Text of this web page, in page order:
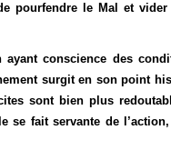
pourfendre le Mal et
conscience des
surgit en son point
sont bien plus
se fait servante de